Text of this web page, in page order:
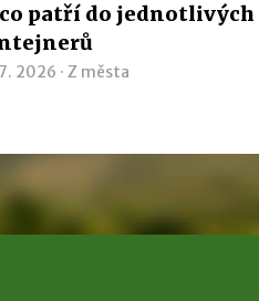
patří do jednotlivých
2026 ·Z města